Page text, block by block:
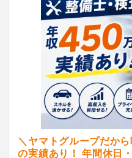
＼ヤマトグループだか
の実績あり！ 年間休日